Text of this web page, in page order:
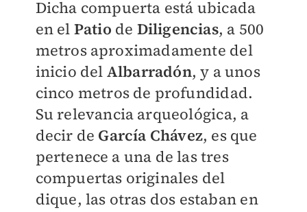
Dicha compuerta está ubicada
en el Patio de Diligencias, a 500
metros aproximadamente del
inicio del Albarradón, y a unos
cinco metros de profundidad.
Su relevancia arqueológica, a
decir de García Chávez, es que
pertenece a una de las tres
compuertas originales del
dique, las otras dos estaban en